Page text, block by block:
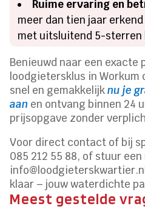
Ruime ervaring en
meer dan tien jaar
met uitsluitend 5-sterren
Benieuwd naar een
loodgietersklus in Workum
snel en gemakkelijknu je
aan en ontvang binnen 24
prijsopgave zonder
Voor direct contact of bij
085 212 55 88, of stuur
klaar – jouw waterdichte
Meest gestelde